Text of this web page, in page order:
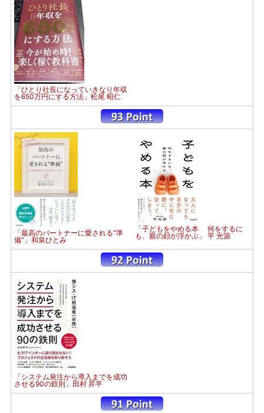
「ひとり社長になっていきなり年収
を650万円にする方法」松尾 昭仁
「最高のパートナーに愛される"準
備"」和泉ひとみ
「子どもをやめる本 何をするに
も、親の顔が浮かぶ」 平 光源
「システム発注から導入までを成功
させる90の鉄則」田村 昇平